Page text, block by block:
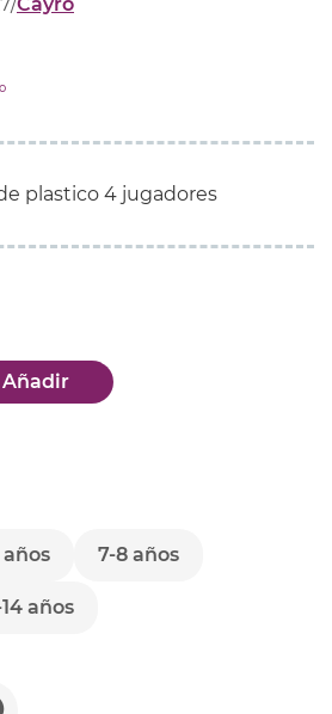
plastico 4 jugadores
Añadir
años 7-8 años
14 años